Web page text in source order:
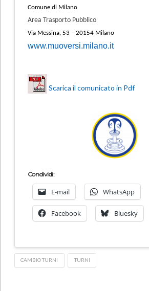
Comune di Milano
Area Trasporto Pubblico
Via Messina, 53 – 20154 Milano
www.muoversi.milano.it
Scarica il comunicato in Pdf
Condividi:
E-mail WhatsApp
Facebook Bluesky
CAMBIO TURNI TURNI